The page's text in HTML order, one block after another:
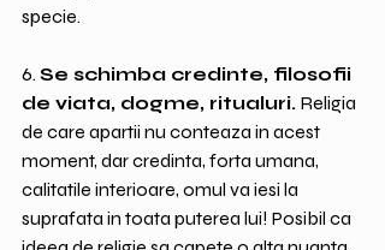
specie.
6. Se schimba credinte, filosofii
de viata, dogme, ritualuri. Religia
de care apartii nu conteaza in acest
moment, dar credinta, forta umana,
calitatile interioare, omul va iesi la
suprafata in toata puterea lui! Posibil ca